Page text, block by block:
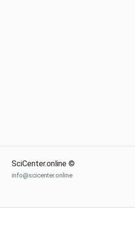
SciCenter.online ©
info@scicenter.online